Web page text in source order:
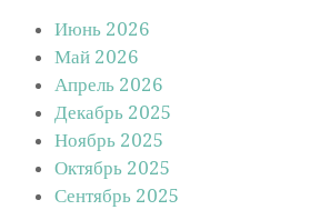
Июнь 2026
Май 2026
Апрель 2026
Декабрь 2025
Ноябрь 2025
Октябрь 2025
Сентябрь 2025